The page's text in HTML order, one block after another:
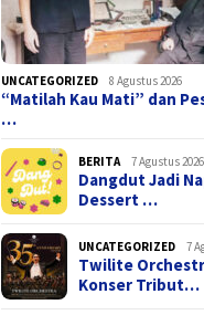
UNCATEGORIZED 8 Agustus 2026
“Matilah Kau Mati” dan
…
BERITA 7 Agustus 2026
Dangdut Jadi
Dessert …
UNCATEGORIZED 7
Twilite
Konser Tribut…